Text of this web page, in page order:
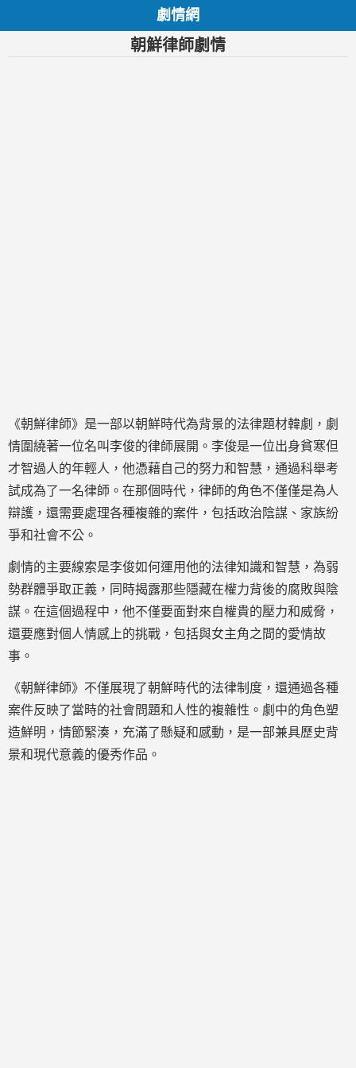
劇情網
朝鮮律師劇情
《朝鮮律師》是一部以朝鮮時代為背景的法律題材韓劇，劇
情圍繞著一位名叫李俊的律師展開。李俊是一位出身貧寒但
才智過人的年輕人，他憑藉自己的努力和智慧，通過科舉考
試成為了一名律師。在那個時代，律師的角色不僅僅是為人
辯護，還需要處理各種複雜的案件，包括政治陰謀、家族紛
爭和社會不公。
劇情的主要線索是李俊如何運用他的法律知識和智慧，為弱
勢群體爭取正義，同時揭露那些隱藏在權力背後的腐敗與陰
謀。在這個過程中，他不僅要面對來自權貴的壓力和威脅，
還要應對個人情感上的挑戰，包括與女主角之間的愛情故
事。
《朝鮮律師》不僅展現了朝鮮時代的法律制度，還通過各種
案件反映了當時的社會問題和人性的複雜性。劇中的角色塑
造鮮明，情節緊湊，充滿了懸疑和感動，是一部兼具歷史背
景和現代意義的優秀作品。